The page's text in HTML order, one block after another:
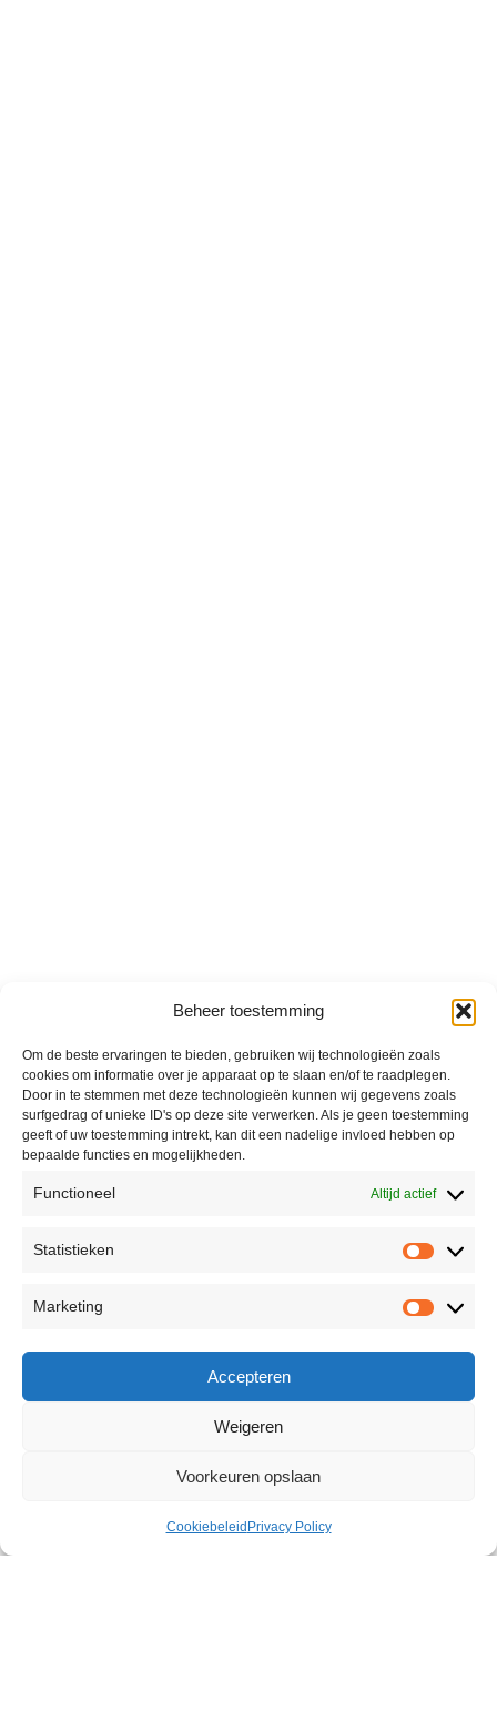
Beheer toestemming
Om de beste ervaringen te bieden, gebruiken wij technologieën zoals
cookies om informatie over je apparaat op te slaan en/of te raadplegen.
Door in te stemmen met deze technologieën kunnen wij gegevens zoals
surfgedrag of unieke ID's op deze site verwerken. Als je geen toestemming
geeft of uw toestemming intrekt, kan dit een nadelige invloed hebben op
bepaalde functies en mogelijkheden.
Functioneel Altijd actief
Statistieken
Marketing
Accepteren
Weigeren
Voorkeuren opslaan
Cookiebeleid Privacy Policy